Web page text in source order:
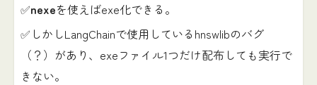
✅nexeを使えばexe化できる。
✅しかしLangChainで使用しているhnswlibのバグ
（？）があり、exeファイル1つだけ配布しても実行で
きない。